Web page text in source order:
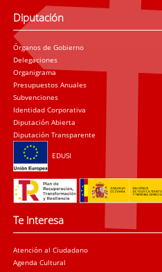
Diputación
Órganos de Gobierno
Delegaciones
Organigrama
Presupuestos Anuales
Subvenciones
Identidad Corporativa
Diputación Abierta
Diputación Transparente
EDUSI
Te interesa
Atención al Ciudadano
Agenda Cultural